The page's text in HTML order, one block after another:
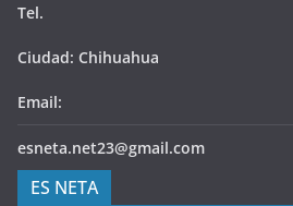
Tel.
Ciudad: Chihuahua
Email:
esneta.net23@gmail.com
ES NETA